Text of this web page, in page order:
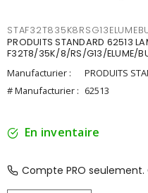
PRODUITS STANDARD 62513
F32T8/35K/8/RS/G13/ELUME/
Manufacturier :
PRODUITS
# Manufacturier : 62513
En inventaire
Compte PRO